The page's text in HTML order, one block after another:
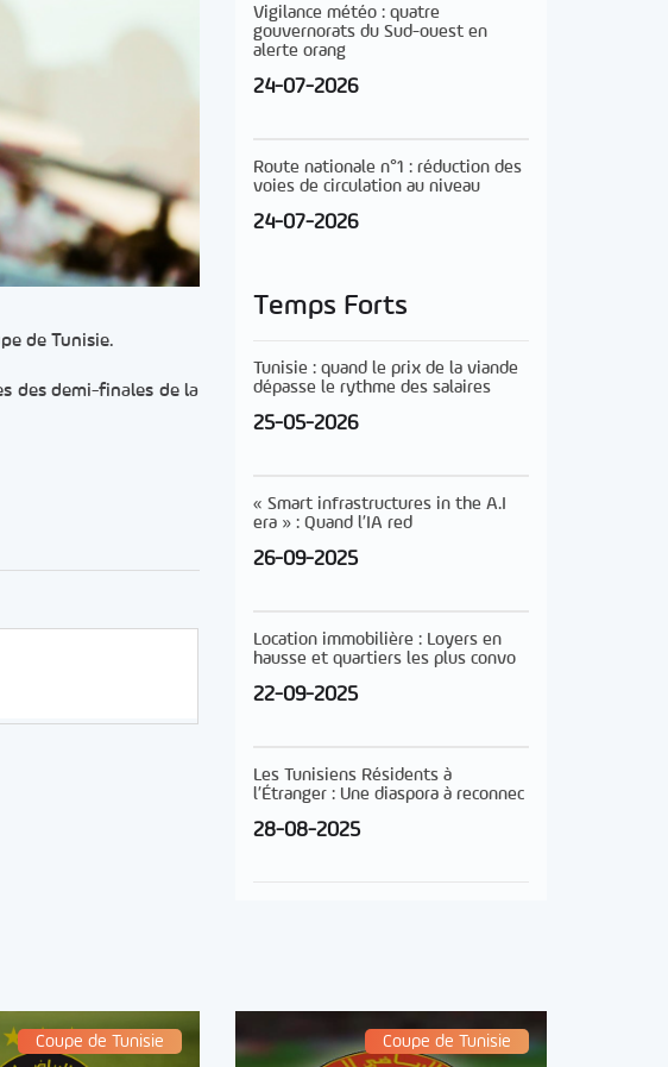
de Tunisie.
des demi-finales de la
Vigilance météo : quatre
gouvernorats du Sud-ouest en
alerte orang
24-07-2026
Route nationale n°1 : réduction des
voies de circulation au niveau
24-07-2026
Temps Forts
Tunisie : quand le prix de la viande
dépasse le rythme des salaires
25-05-2026
« Smart infrastructures in the A.I
era » : Quand l’IA red
26-09-2025
Location immobilière : Loyers en
hausse et quartiers les plus convo
22-09-2025
Les Tunisiens Résidents à
l’Étranger : Une diaspora à reconnec
28-08-2025
Coupe de Tunisie Coupe de Tunisie